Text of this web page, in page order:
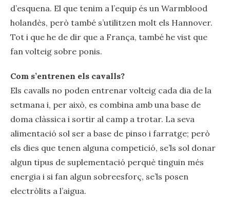
d’esquena. El que tenim a l’equip és un Warmblood
holandès, però també s’utilitzen molt els Hannover.
Tot i que he de dir que a França, també he vist que
fan volteig sobre ponis.
Com s’entrenen els cavalls?
Els cavalls no poden entrenar volteig cada dia de la
setmana i, per això, es combina amb una base de
doma clàssica i sortir al camp a trotar. La seva
alimentació sol ser a base de pinso i farratge; però
els dies que tenen alguna competició, se’ls sol donar
algun tipus de suplementació perquè tinguin més
energia i si fan algun sobreesforç, se’ls posen
electròlits a l’aigua.